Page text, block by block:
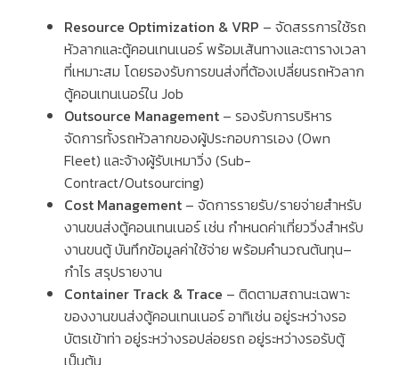
Resource Optimization & VRP –จัดสรรการใช้รถ
หัวลากและตู้คอนเทนเนอร์ พร้อมเส้นทางและตารางเวลา
ที่เหมาะสม โดยรองรับการขนส่งที่ต้องเปลี่ยนรถหัวลาก
ตู้คอนเทนเนอร์ใน Job
Outsource Management –รองรับการบริหาร
จัดการทั้งรถหัวลากของผู้ประกอบการเอง (Own
Fleet)และจ้างผู้รับเหมาวิ่ง (Sub-
Contract/Outsourcing)
Cost Management –จัดการรายรับ/รายจ่ายสำหรับ
งานขนส่งตู้คอนเทนเนอร์ เช่น กำหนดค่าเที่ยววิ่งสำหรับ
งานขนตู้ บันทึกข้อมูลค่าใช้จ่าย พร้อมคำนวณต้นทุน–
กำไร สรุปรายงาน
Container Track & Trace –ติดตามสถานะเฉพาะ
ของงานขนส่งตู้คอนเทนเนอร์ อาทิเช่น อยู่ระหว่างรอ
บัตรเข้าท่า อยู่ระหว่างรอปล่อยรถ อยู่ระหว่างรอรับตู้